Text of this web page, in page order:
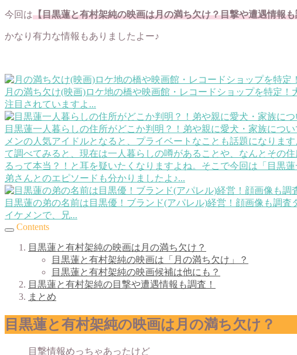
今回は【目黒蓮と有村架純の映画は月の満ち欠け？目撃や遭遇情報
かなり有力な情報もありましたよー♪
月の満ち欠け(映画)ロケ地の橋や映画館・レコードショップを特定！
注目されていますよ...
目黒蓮一人暮らしの住所がどこか判明？！弟や親に愛犬・家族につい
メンの人気アイドルとなると、プライベートなことも話題になりま
て調べてみると、現在は一人暮らしの噂があることや、なんとそ
るって本当？！と耳を疑いたくなりますよね。そこで今回は「目黒
弟さんとのエピソードも分かりましたよ♪...
目黒蓮の弟の名前は目黒優！ブランド(アパレル)経営！顔画像も調査
イケメンで、兄...
Contents
目黒蓮と有村架純の映画は月の満ち欠け？
目黒蓮と有村架純の映画は「月の満ち欠け」？
目黒蓮と有村架純の映画候補は他にも？
目黒蓮と有村架純の目撃や遭遇情報も調査！
まとめ
目黒蓮と有村架純の映画は月の満ち欠け？
目撃情報めっちゃあったけど